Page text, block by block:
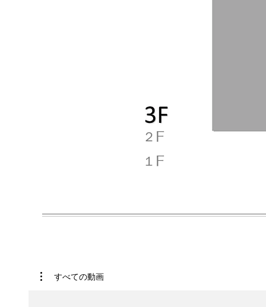
１F
２F
すべての動画